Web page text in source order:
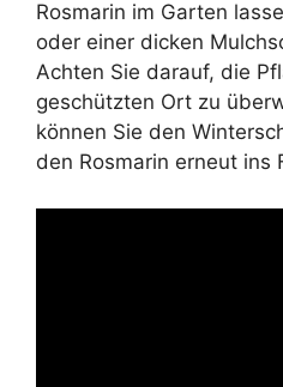
Rosmarin im Garten
oder einer dicken
Achten Sie darauf, die
geschützten Ort zu
können Sie den
den Rosmarin erneut ins